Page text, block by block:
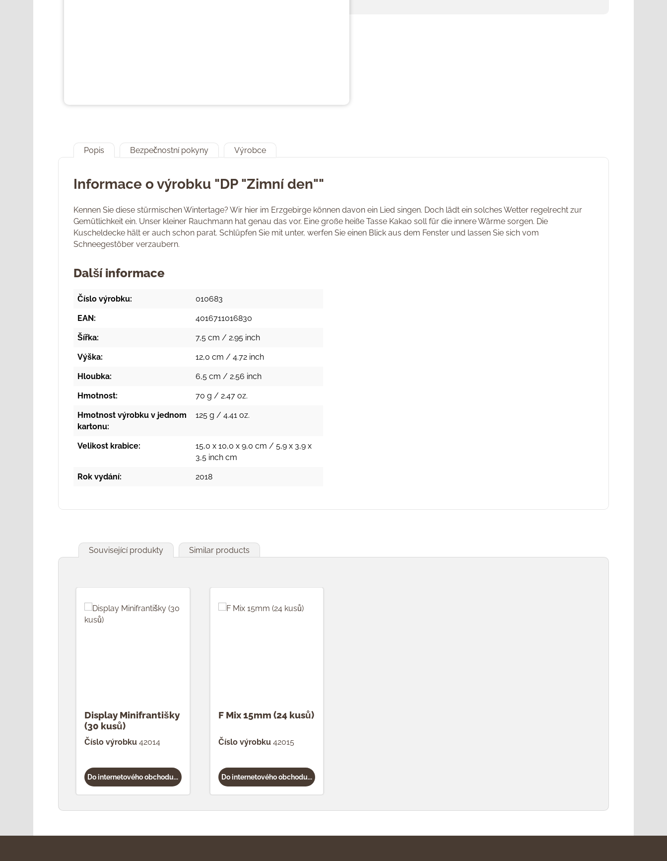
Popis Bezpečnostní pokyny Výrobce
Informace o výrobku "DP "Zimní den""
Kennen Sie diese stürmischen Wintertage? Wir hier im Erzgebirge können davon ein Lied singen. Doch lädt ein solches Wetter regelrecht zur
Gemütlichkeit ein. Unser kleiner Rauchmann hat genau das vor. Eine große heiße Tasse Kakao soll für die innere Wärme sorgen. Die
Kuscheldecke hält er auch schon parat. Schlüpfen Sie mit unter, werfen Sie einen Blick aus dem Fenster und lassen Sie sich vom
Schneegestöber verzaubern.
Další informace
Číslo výrobku: 010683
EAN: 4016711016830
Šířka: 7,5 cm / 2.95 inch
Výška: 12,0 cm / 4.72 inch
Hloubka: 6,5 cm / 2.56 inch
Hmotnost: 70 g / 2.47 oz.
Hmotnost výrobku v jednom
kartonu:
125 g / 4.41 oz.
Velikost krabice:
15,0 x 10,0 x 9,0 cm / 5,9 x 3,9 x
3,5 inch cm
Rok vydání: 2018
Související produkty Similar products
Display Minifrantišky
(30 kusů)
Číslo výrobku 42014
Do internetového obchodu...
F Mix 15mm (24 kusů)
Číslo výrobku42015
Do internetového obchodu...